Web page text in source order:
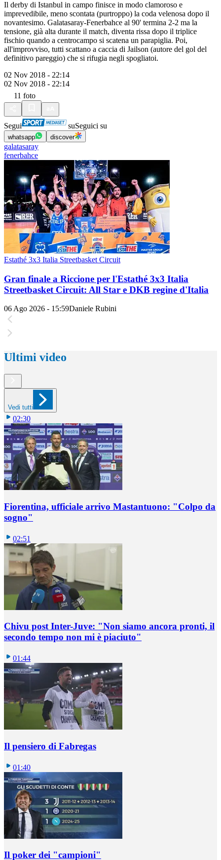
Il derby di Istanbul in campo finisce in modo clamoroso e
imprevedibile, meno scontata (purtroppo) la coda velenosa dopo il
novantesimo. Galatasaray-Fenerbahce al 90' termina 2-2 ma la
tensione, già alta durante il match, diventa rissa dopo il triplice
fischio quando a centrocampo si scatena un parapiglia. Poi,
all'improvviso, tutti scattano a caccia di Jailson (autore del gol del
definitivo pareggio) che si rifugia negli spogliatoi.
02 Nov 2018 - 22:14
02 Nov 2018 - 22:14
11 foto
Segui suSeguici su
whatsapp discover
galatasaray
fenerbahce
Estathé 3x3 Italia Streetbasket Circuit
Gran finale a Riccione per l'Estathé 3x3 Italia
Streetbasket Circuit: All Star e DKB regine d'Italia
06 Ago 2026 - 15:59Daniele Rubini
Ultimi video
Vedi tutti
02:30
Fiorentina, ufficiale arrivo Mastantuono: "Colpo da
sogno"
02:51
Chivu post Inter-Juve: "Non siamo ancora pronti, il
secondo tempo non mi è piaciuto"
01:44
Il pensiero di Fabregas
01:40
Il poker dei "campioni"